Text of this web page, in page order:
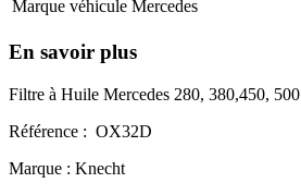
Marque véhicule Mercedes
En savoir plus
Filtre à Huile Mercedes 280, 380,450, 500
Référence : OX32D
Marque : Knecht